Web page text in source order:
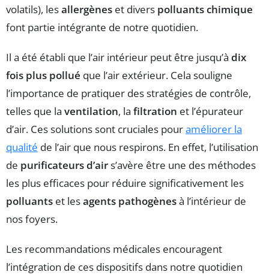
volatils), lesallergènes et divers polluants chimique
font partie intégrante de notre quotidien.
Il a été établi que l’air intérieur peut être jusqu’à dix
fois plus pollué que l’air extérieur. Cela souligne
l’importance de pratiquer des stratégies de contrôle,
telles que la ventilation, la filtration et l’épurateur
d’air. Ces solutions sont cruciales pouraméliorer la
qualité de l’air que nous respirons. En effet, l’utilisation
de purificateurs d’airs’avère être une des méthodes
les plus efficaces pour réduire significativement les
polluants et lesagents pathogènesà l’intérieur de
nos foyers.
Les recommandations médicales encouragent
l’intégration de ces dispositifs dans notre quotidien